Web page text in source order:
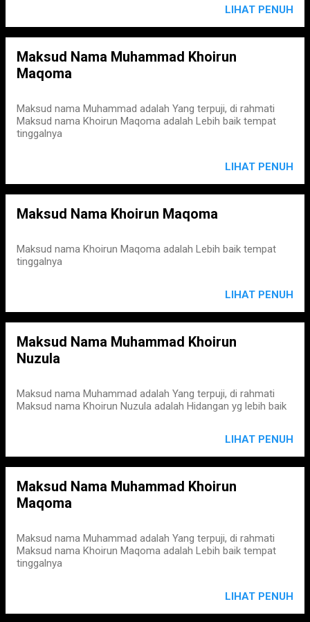
LIHAT PENUH
Maksud Nama Muhammad Khoirun
Maqoma
Maksud nama Muhammad adalah Yang terpuji, di rahmati
Maksud nama Khoirun Maqoma adalah Lebih baik tempat
tinggalnya
LIHAT PENUH
Maksud Nama Khoirun Maqoma
Maksud nama Khoirun Maqoma adalah Lebih baik tempat
tinggalnya
LIHAT PENUH
Maksud Nama Muhammad Khoirun
Nuzula
Maksud nama Muhammad adalah Yang terpuji, di rahmati
Maksud nama Khoirun Nuzula adalah Hidangan yg lebih baik
LIHAT PENUH
Maksud Nama Muhammad Khoirun
Maqoma
Maksud nama Muhammad adalah Yang terpuji, di rahmati
Maksud nama Khoirun Maqoma adalah Lebih baik tempat
tinggalnya
LIHAT PENUH